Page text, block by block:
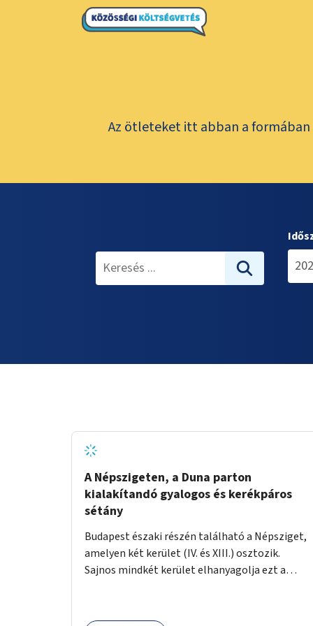
Az ötleteket itt abban a
A Népszigeten, a Duna parton
kialakítandó gyalogos és kerékpáros
sétány
Budapest északi részén található a Népsziget,
amelyen két kerület (IV. és XIII.) osztozik.
Sajnos mindkét kerület elhanyagolja ezt a
felől a gyalogos és kerékpáros forgalom egy